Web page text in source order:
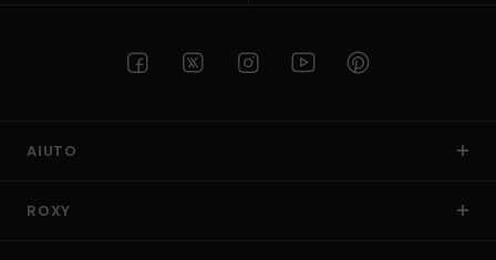
AIUTO
ROXY